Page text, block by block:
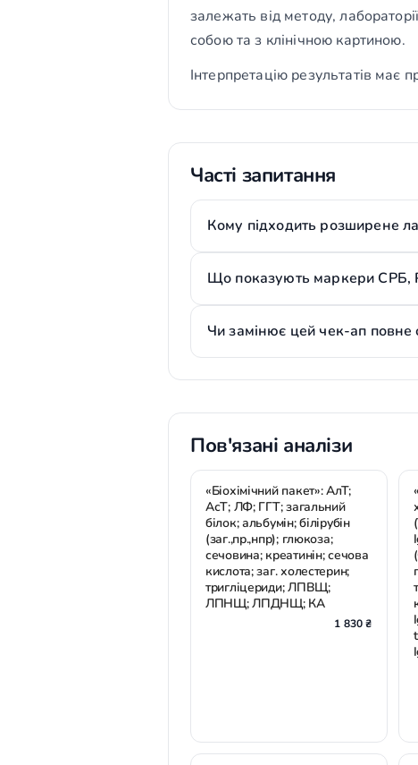
залежать від методу,
собою та з клінічною картиною.
Інтерпретацію результатів має
Часті запитання
Кому підходить розширене
Що показують маркери
Чи замінює цей чек-ап повне
Пов'язані аналізи
«Біохімічний пакет»: АлТ;
АсТ; ЛФ; ГГТ; загальний
білок; альбумін; білірубін
(заг.,пр.,нпр); глюкоза;
сечовина; креатинін; сечова
кислота; заг. холестерин;
тригліцериди; ЛПВЩ;
ЛПНЩ; ЛПДНЩ; КА
1 830 ₴